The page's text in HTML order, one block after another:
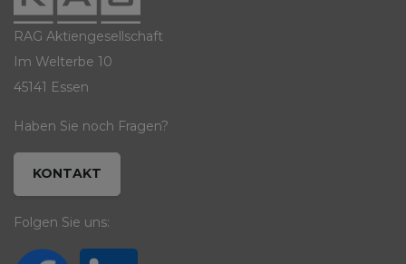
RAG Aktiengesellschaft
Im Welterbe 10
45141 Essen
Haben Sie noch Fragen?
KONTAKT
Folgen Sie uns: